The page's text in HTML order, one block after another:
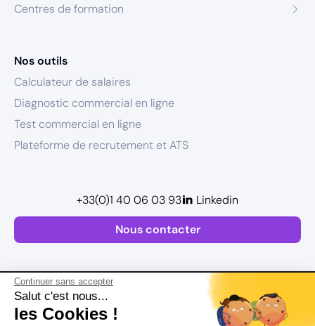
Continuer sans accepter
Salut c'est nous...
les Cookies !
Centres de formation
Nos outils
Calculateur de salaires
Diagnostic commercial en ligne
Test commercial en ligne
Plateforme de recrutement et ATS
Nous contacter
+33(0)1 40 06 03 93 Linkedin